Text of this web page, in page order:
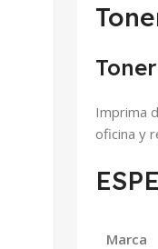
Imprima
oficina y
Marca